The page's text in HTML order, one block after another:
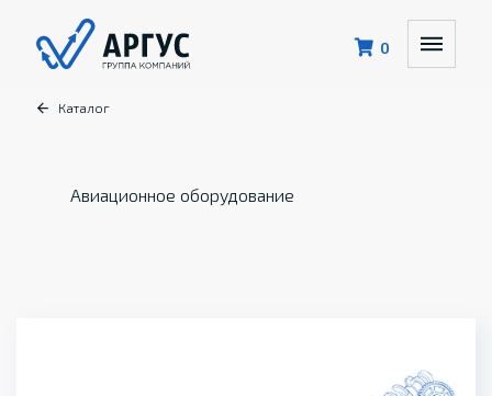
0
Каталог
Авиационное оборудование